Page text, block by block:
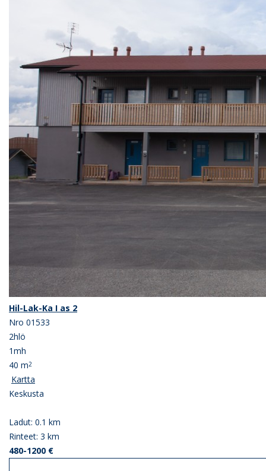
Hil-Lak-Ka I as 2
Nro 01533
2hlö
1mh
40 m2
Kartta
Keskusta
Ladut: 0.1 km
Rinteet: 3 km
480-1200 €